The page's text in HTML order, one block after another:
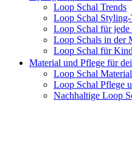
Loop Schal Trends
Loop Schal
Loop Schal für jede
Loop Schals in der
Loop Schal für
Material und Pflege für
Loop Schal
Loop Schal Pflege
Nachhaltige Loop